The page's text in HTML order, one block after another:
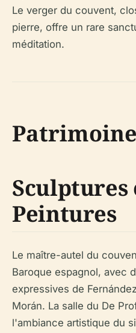
Le verger du couvent,
pierre, offre un rare
méditation.
Sculptures
Peintures
Le maître-autel du
Baroque espagnol, avec
expressives de
Morán. La salle du De
l'ambiance artistique du